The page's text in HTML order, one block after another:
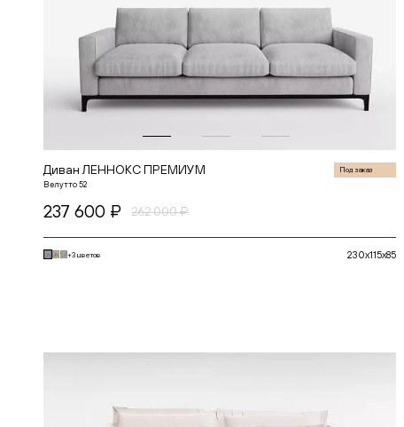
Диван ЛЕННОКС ПРЕМИУМ Под заказ
Велутто 52
237 600 ₽ 262 000 ₽
+3 цветов 230x115x85